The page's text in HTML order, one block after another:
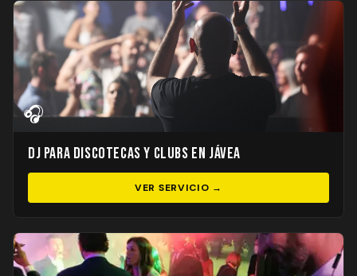
🎧
DJ para Discotecas y Clubs en Jávea
VER SERVICIO →